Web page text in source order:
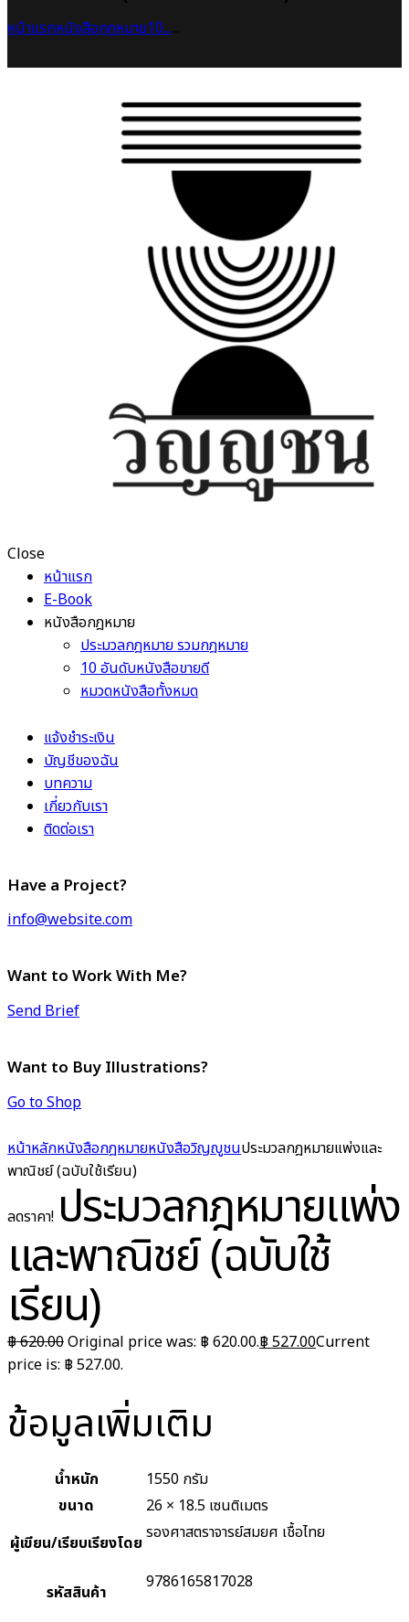
หน้าแรกหนังสือกฎหมาย10...
Close
หน้าแรก
E-Book
หนังสือกฎหมาย
ประมวลกฎหมาย รวมกฎหมาย
10 อันดับหนังสือขายดี
หมวดหนังสือทั้งหมด
แจ้งชำระเงิน
บัญชีของฉัน
บทความ
เกี่ยวกับเรา
ติดต่อเรา
Have a Project?
info@website.com
Want to Work With Me?
Send Brief
Want to Buy Illustrations?
Go to Shop
หน้าหลักหนังสือกฎหมายหนังสือวิญญูชนประมวลกฎหมายแพ่งและ
พาณิชย์ (ฉบับใช้เรียน)
ลดราคา! ประมวลกฎหมายแพ่ง
และพาณิชย์ (ฉบับใช้
เรียน)
฿620.00Original price was: ฿ 620.00.฿ 527.00Current
price is: ฿ 527.00.
ข้อมูลเพิ่มเติม
น้ำหนัก
1550 กรัม
ขนาด
26 × 18.5 เซนติเมตร
ผู้เขียน/เรียบเรียงโดย รองศาสตราจารย์สมยศ เชื้อไทย
รหัสสินค้า 9786165817028